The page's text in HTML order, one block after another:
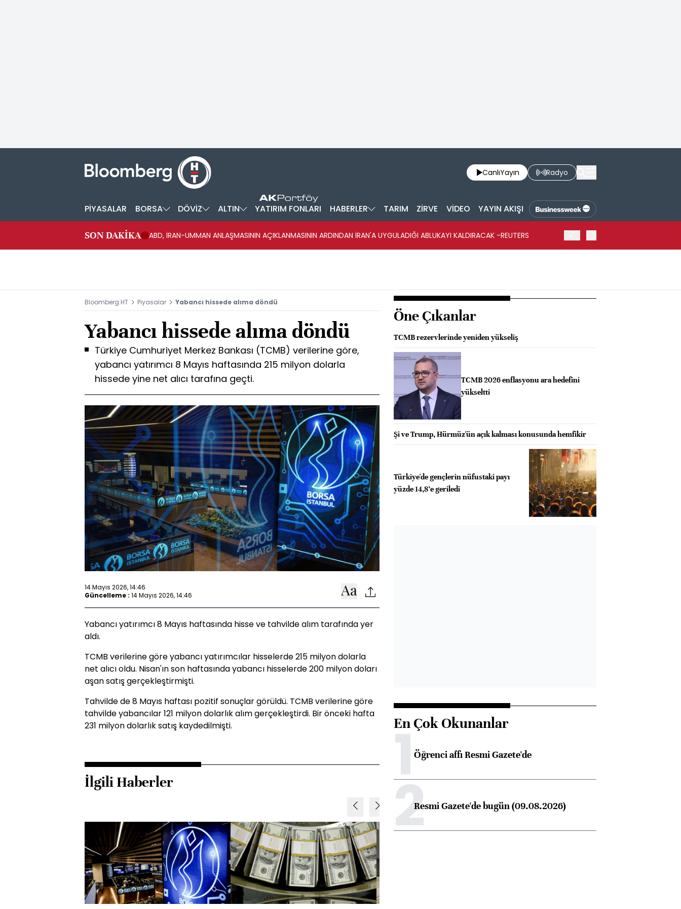
CanlıYayın Radyo
PİYASALAR BORSA DÖVİZ ALTIN YATIRIM FONLARI HABERLER TARIM ZİRVE VİDEO YAYIN AKIŞI
SON DAKİKA ABD, İRAN-UMMAN ANLAŞMASININ AÇIKLANMASININ ARDINDAN İRAN'A UYGULADIĞI ABLUKAYI KALDIRACAK -REUTERS
Bloomberg HT Piyasalar Yabancı hissede alıma döndü
Yabancı hissede alıma döndü
Türkiye Cumhuriyet Merkez Bankası (TCMB) verilerine göre,
yabancı yatırımcı 8 Mayıs haftasında 215 milyon dolarla
hissede yine net alıcı tarafına geçti.
14 Mayıs 2026, 14:46
Güncelleme : 14 Mayıs 2026, 14:46
Yabancı yatırımcı 8 Mayıs haftasında hisse ve tahvilde alım tarafında yer
aldı.
TCMB verilerine göre yabancı yatırımcılar hisselerde 215 milyon dolarla
net alıcı oldu. Nisan'ın son haftasında yabancı hisselerde 200 milyon doları
aşan satış gerçekleştirmişti.
Tahvilde de 8 Mayıs haftası pozitif sonuçlar görüldü. TCMB verilerine göre
tahvilde yabancılar 121 milyon dolarlık alım gerçekleştirdi. Bir önceki hafta
231 milyon dolarlık satış kaydedilmişti.
İlgili Haberler
Öne Çıkanlar
TCMB rezervlerinde yeniden yükseliş
TCMB 2026 enflasyonu ara hedefini
yükseltti
Şi ve Trump, Hürmüz'ün açık kalması konusunda hemfikir
Türkiye'de gençlerin nüfustaki payı
yüzde 14,8’e geriledi
En Çok Okunanlar
1Öğrenci affı Resmi Gazete'de
2Resmi Gazete'de bugün (09.08.2026)